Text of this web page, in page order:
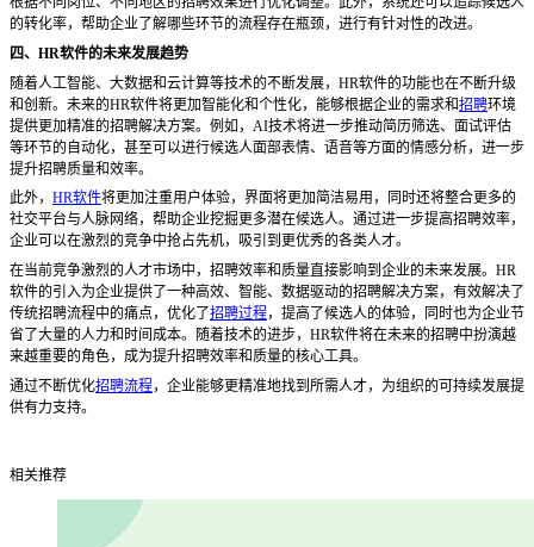
的转化率，帮助企业了解哪些环节的流程存在瓶颈，进行有针对性的改进。
四、 HR软件的未来发展趋势
随着人工智能、大数据和云计算等技术的不断发展， HR软件的功能也在不断升级
和创新。未来的HR软件将更加智能化和个性化，能够根据企业的需求和招聘环境
提供更加精准的招聘解决方案。例如，AI技术将进一步推动简历筛选、面试评估
等环节的自动化，甚至可以进行候选人面部表情、语音等方面的情感分析，进一步
提升招聘质量和效率。
此外， HR软件将更加注重用户体验，界面将更加简洁易用，同时还将整合更多的
社交平台与人脉网络，帮助企业挖掘更多潜在候选人。通过进一步提高招聘效率，
企业可以在激烈的竞争中抢占先机，吸引到更优秀的各类人才。
在当前竞争激烈的人才市场中，招聘效率和质量直接影响到企业的未来发展。 HR
软件的引入为企业提供了一种高效、智能、数据驱动的招聘解决方案，有效解决了
传统招聘流程中的痛点，优化了招聘过程，提高了候选人的体验，同时也为企业节
省了大量的人力和时间成本。随着技术的进步，HR软件将在未来的招聘中扮演越
来越重要的角色，成为提升招聘效率和质量的核心工具。
通过不断优化招聘流程，企业能够更精准地找到所需人才，为组织的可持续发展提
供有力支持。
相关推荐